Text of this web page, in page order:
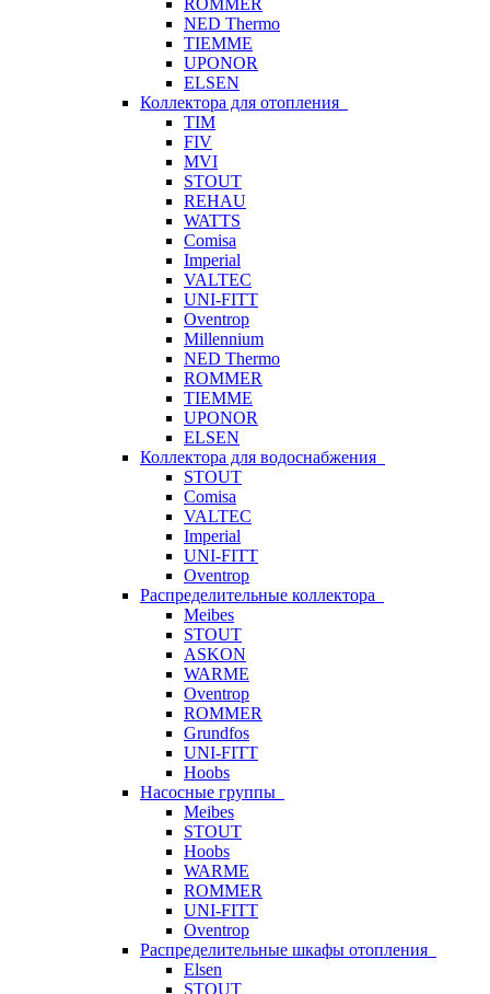
ROMMER
NED Thermo
TIEMME
UPONOR
ELSEN
Коллектора для отопления
TIM
FIV
MVI
STOUT
REHAU
WATTS
Comisa
Imperial
VALTEC
UNI-FITT
Oventrop
Millennium
NED Thermo
ROMMER
TIEMME
UPONOR
ELSEN
Коллектора для водоснабжения
STOUT
Comisa
VALTEC
Imperial
UNI-FITT
Oventrop
Распределительные коллектора
Meibes
STOUT
ASKON
WARME
Oventrop
ROMMER
Grundfos
UNI-FITT
Hoobs
Насосные группы
Meibes
STOUT
Hoobs
WARME
ROMMER
UNI-FITT
Oventrop
Распределительные шкафы отопления
Elsen
STOUT